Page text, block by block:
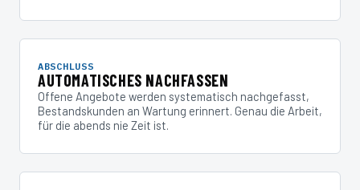
ABSCHLUSS
AUTOMATISCHES NACHFASSEN
Offene Angebote werden systematisch nachgefasst,
Bestandskunden an Wartung erinnert. Genau die Arbeit,
für die abends nie Zeit ist.